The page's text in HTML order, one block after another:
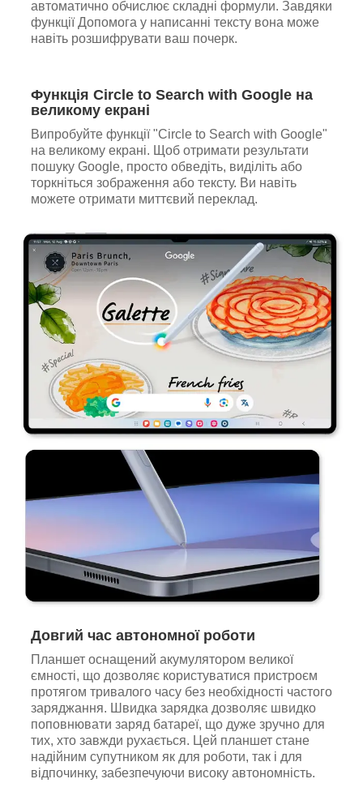
автоматично обчислює складні формули. Завдяки
функції Допомога у написанні тексту вона може
навіть розшифрувати ваш почерк.
Функція Circle to Search with Google на
великому екрані
Випробуйте функції "Circle to Search with Google"
на великому екрані. Щоб отримати результати
пошуку Google, просто обведіть, виділіть або
торкніться зображення або тексту. Ви навіть
можете отримати миттєвий переклад.
Довгий час автономної роботи
Планшет оснащений акумулятором великої
ємності, що дозволяє користуватися пристроєм
протягом тривалого часу без необхідності частого
заряджання. Швидка зарядка дозволяє швидко
поповнювати заряд батареї, що дуже зручно для
тих, хто завжди рухається. Цей планшет стане
надійним супутником як для роботи, так і для
відпочинку, забезпечуючи високу автономність.